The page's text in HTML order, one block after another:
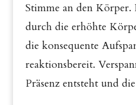
Stimme an den
durch die erhöhte
die konsequente
reaktionsbereit.
Präsenz entsteht und